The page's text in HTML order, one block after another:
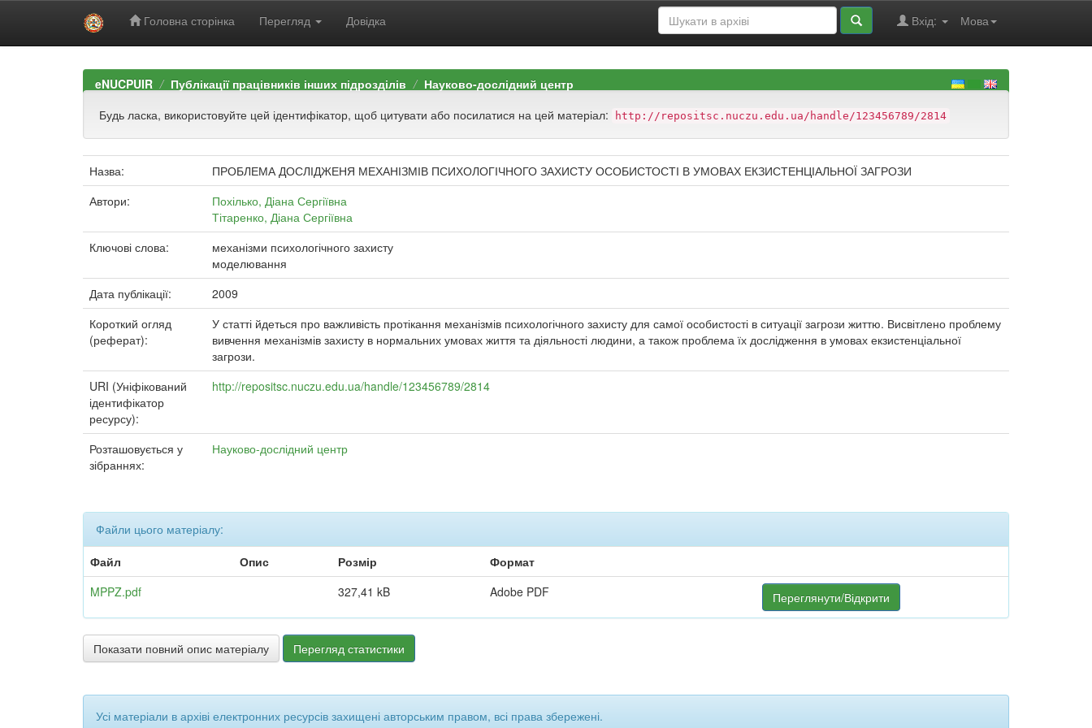
Головна сторінка Перегляд Довідка Мова
Вхід:
eNUCPUIR Публікації працівників інших підрозділів
Науково-дослідний центр
Будь ласка, використовуйте цей ідентифікатор, щоб цитувати або посилатися на цей матеріал:
http://repositsc.nuczu.edu.ua/handle/123456789/2814
Назва:
ПРОБЛЕМА ДОСЛІДЖЕНЯ МЕХАНІЗМІВ ПСИХОЛОГІЧНОГО ЗАХИСТУ ОСОБИСТОСТІ В УМОВАХ ЕКЗИСТЕНЦІАЛЬНОЇ ЗАГРОЗИ
Автори:
Похілько, Діана Сергіївна
Тітаренко, Діана Сергіївна
Ключові слова:
механізми психологічного захисту
моделювання
Дата публікації:
2009
Короткий огляд
(реферат):
У статті йдеться про важливість протікання механізмів психологічного захисту для самої особистості в ситуації загрози життю. Висвітлено проблему
вивчення механізмів захисту в нормальних умовах життя та діяльності людини, а також проблема їх дослідження в умовах екзистенціальної
загрози.
URI (Уніфікований
ідентифікатор
ресурсу):
http://repositsc.nuczu.edu.ua/handle/123456789/2814
Розташовується у
зібраннях:
Науково-дослідний центр
Файли цього матеріалу:
Файл
Опис Розмір
Формат
MPPZ.pdf
327,41 kB Adobe PDF Переглянути/Відкрити
Показати повний опис матеріалу Перегляд статистики
Усі матеріали в архіві електронних ресурсів захищені авторським правом, всі права збережені.